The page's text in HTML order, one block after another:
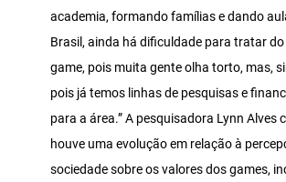
academia, formando famílias e dando
Brasil, ainda há dificuldade para tratar
game, pois muita gente olha torto, mas,
pois já temos linhas de pesquisas e
para a área.” A pesquisadora Lynn Alves
houve uma evolução em relação à
sociedade sobre os valores dos games,